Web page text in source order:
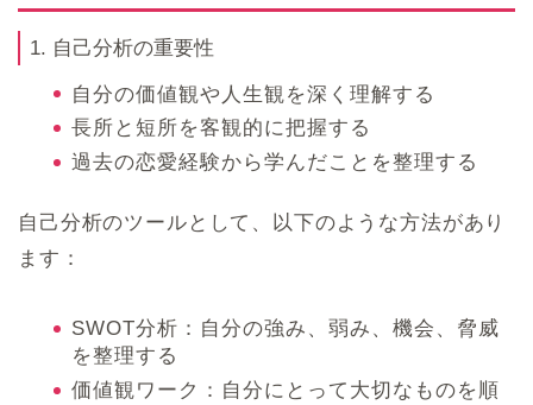
1. 自己分析の重要性
自分の価値観や人生観を深く理解する
長所と短所を客観的に把握する
過去の恋愛経験から学んだことを整理する
自己分析のツールとして、以下のような方法があり
ます：
SWOT分析：自分の強み、弱み、機会、脅威
を整理する
価値観ワーク：自分にとって大切なものを順